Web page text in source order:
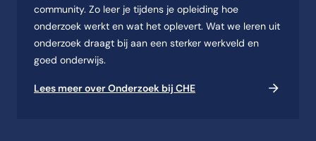
community. Zo leer je tijdens je opleiding hoe
onderzoek werkt en wat het oplevert. Wat we leren uit
onderzoek draagt bij aan een sterker werkveld en
goed onderwijs.
Lees meer over Onderzoek bij CHE